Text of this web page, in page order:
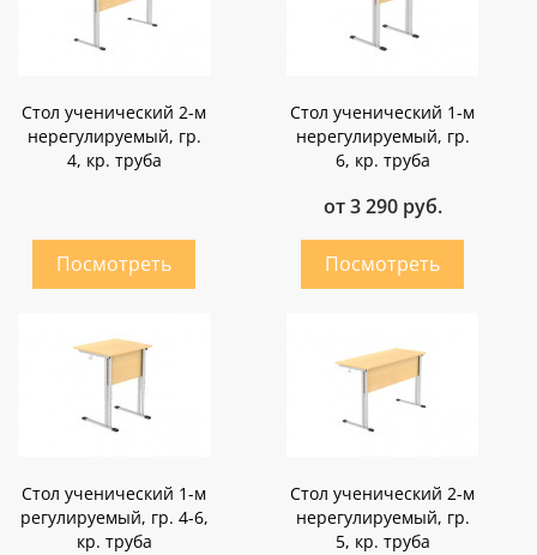
Стол ученический 2-м
нерегулируемый, гр.
4, кр. труба
Стол ученический 1-м
нерегулируемый, гр.
6, кр. труба
от 3 290 руб.
Стол ученический 1-м
регулируемый, гр. 4-6,
кр. труба
Стол ученический 2-м
нерегулируемый, гр.
5, кр. труба